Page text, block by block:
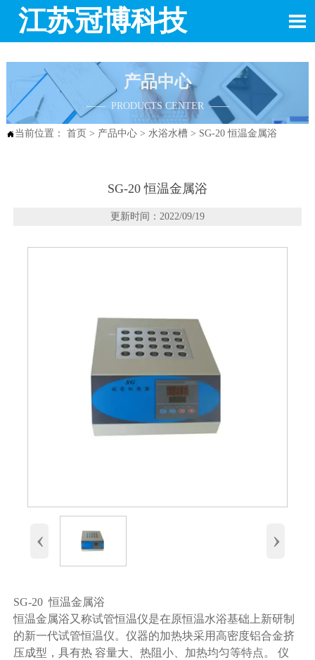
江苏冠博科技 
产品中心
—— PRODUCTS CENTER ——
当前位置： 首页 > 产品中心> 水浴水槽> SG-20 恒温金属浴
SG-20 恒温金属浴
更新时间：2022/09/19
‹ ›
SG-20 恒温金属浴
恒温金属浴又称试管恒温仪是在原恒温水浴基础上新研制
的新一代试管恒温仪。仪器的加热块采用高密度铝合金挤
压成型，具有热 容量大、热阻小、加热均匀等特点。 仪